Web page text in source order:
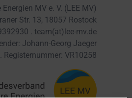
MV e. V. (LEE MV)
Str. 13, 18057 Rostock
. team(at)lee-mv.de
Johann-Georg Jaeger
Registernummer: VR10258